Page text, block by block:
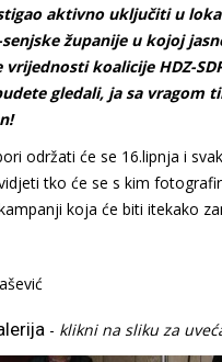
aktivno uključiti u
senjske županije u kojoj
vrijednosti koalicije HDZ-
gledali, ja sa vragom
održati će se 16.lipnja i
tko će se s kim
koja će biti itekako
- klikni na sliku za